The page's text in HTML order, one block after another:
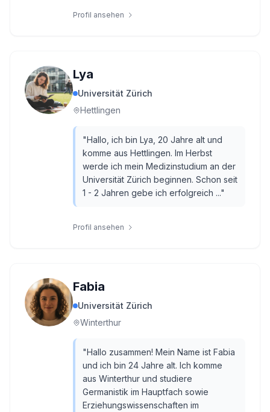
Profil ansehen
Lya
Universität Zürich
Hettlingen
"Hallo, ich bin Lya, 20 Jahre alt und
komme aus Hettlingen. Im Herbst
werde ich mein Medizinstudium an der
Universität Zürich beginnen. Schon seit
1 - 2 Jahren gebe ich erfolgreich ..."
Profil ansehen
Fabia
Universität Zürich
Winterthur
"Hallo zusammen! Mein Name ist Fabia
und ich bin 24 Jahre alt. Ich komme
aus Winterthur und studiere
Germanistik im Hauptfach sowie
Erziehungswissenschaften im